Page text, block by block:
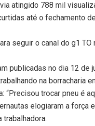
atingido 788 mil
até o fechamento
seguir o canal do g1 TO
publicadas no dia 12 de
na borracharia
“Precisou trocar pneu é
elogiaram a força
trabalhadora.